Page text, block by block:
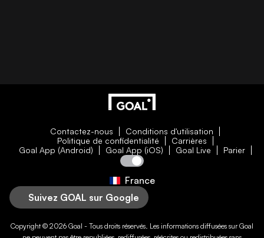
Contactez-nous
Conditions d'utilisation
Politique de confidentialité
Carrières
Goal App (Android)
Goal App (iOS) Goal Live Parier
France
Suivez GOAL sur Google
Copyright © 2026 Goal - Tous droits réservés. Les informations diffusées surGoal